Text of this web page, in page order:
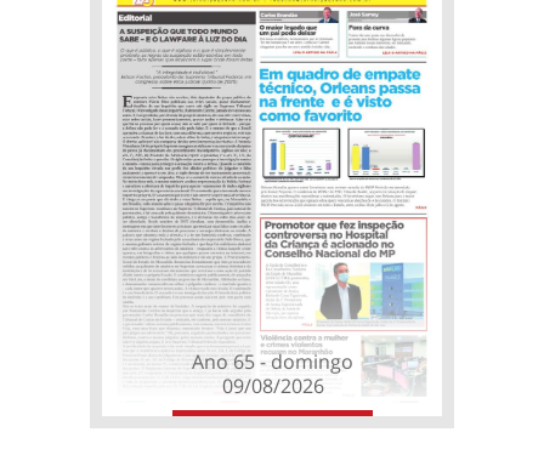
Ano 65 - domingo
09/08/2026